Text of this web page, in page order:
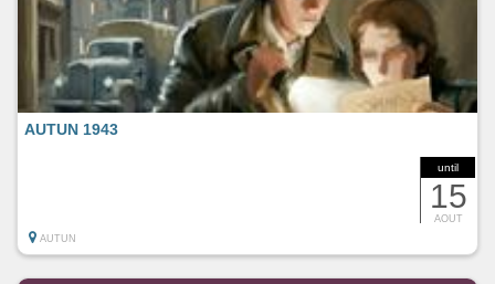
until
15
AOUT
AUTUN 1943
AUTUN